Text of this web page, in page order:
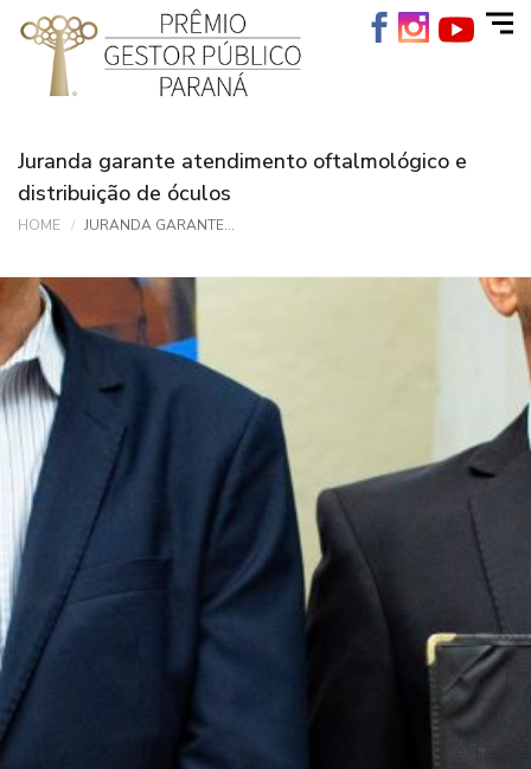
Juranda garante atendimento oftalmológico e
distribuição de óculos
HOME JURANDA GARANTE...